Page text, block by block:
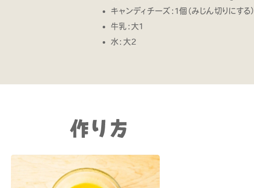
キャンディチーズ：1個（みじん切りにする）
牛乳：大1
水：大2